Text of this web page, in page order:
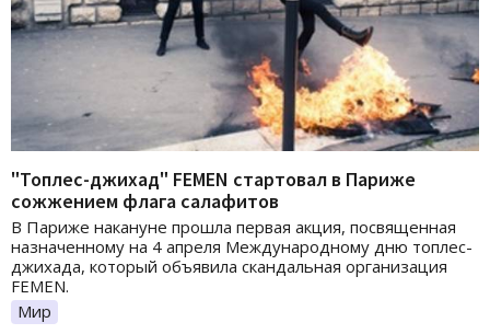
"Топлес-джихад" FEMEN стартовал в Париже
сожжением флага салафитов
В Париже накануне прошла первая акция, посвященная
назначенному на 4 апреля Международному дню топлес-
джихада, который объявила скандальная организация
FEMEN.
Мир